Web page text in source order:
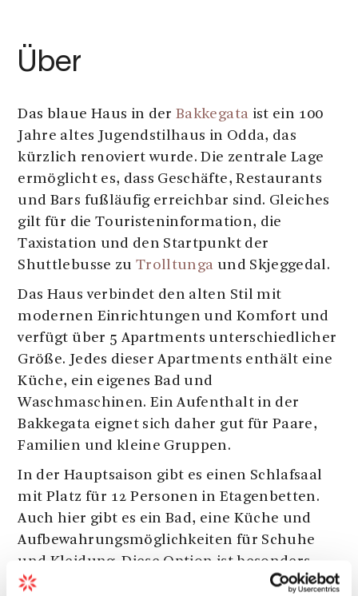
Über
Das blaue Haus in derBakkegata ist ein 100
Jahre altes Jugendstilhaus in Odda, das
kürzlich renoviert wurde. Die zentrale Lage
ermöglicht es, dass Geschäfte, Restaurants
und Bars fußläufig erreichbar sind. Gleiches
gilt für die Touristeninformation, die
Taxistation und den Startpunkt der
Shuttlebusse zu Trolltunga und Skjeggedal.
Das Haus verbindet den alten Stil mit
modernen Einrichtungen und Komfort und
verfügt über 5 Apartments unterschiedlicher
Größe. Jedes dieser Apartments enthält eine
Küche, ein eigenes Bad und
Waschmaschinen. Ein Aufenthalt in der
Bakkegata eignet sich daher gut für Paare,
Familien und kleine Gruppen.
In der Hauptsaison gibt es einen Schlafsaal
mit Platz für 12 Personen in Etagenbetten.
Auch hier gibt es ein Bad, eine Küche und
Aufbewahrungsmöglichkeiten für Schuhe
und Kleidung. Diese Option ist besonders
geeignet für diejenigen, die zu einem